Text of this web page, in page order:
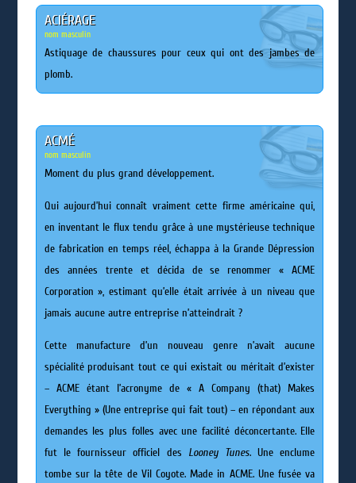
ACIÉRAGE
nom masculin
Astiquage de chaussures pour ceux qui ont des jambes de
plomb.
ACMÉ
nom masculin
Moment du plus grand développement.
Qui aujourd’hui connaît vraiment cette firme américaine qui,
en inventant le flux tendu grâce à une mystérieuse technique
de fabrication en temps réel, échappa à la Grande Dépression
des années trente et décida de se renommer « ACME
Corporation », estimant qu’elle était arrivée à un niveau que
jamais aucune autre entreprise n’atteindrait ?
Cette manufacture d’un nouveau genre n’avait aucune
spécialité produisant tout ce qui existait ou méritait d’exister
– ACME étant l’acronyme de « A Company (that) Makes
Everything » (Une entreprise qui fait tout) – en répondant aux
demandes les plus folles avec une facilité déconcertante. Elle
fut le fournisseur officiel des Looney Tunes. Une enclume
tombe sur la tête de Vil Coyote. Made in ACME. Une fusée va